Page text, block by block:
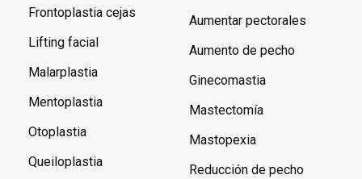
Frontoplastia cejas
Lifting facial
Malarplastia
Mentoplastia
Otoplastia
Queiloplastia
Aumentar pectorales
Aumento de pecho
Ginecomastia
Mastectomía
Mastopexia
Reducción de pecho